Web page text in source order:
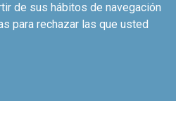
de sus hábitos de navegación
para rechazar las que usted